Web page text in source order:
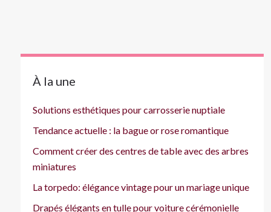
À la une
Solutions esthétiques pour carrosserie nuptiale
Tendance actuelle : la bague or rose romantique
Comment créer des centres de table avec des arbres
miniatures
La torpedo: élégance vintage pour un mariage unique
Drapés élégants en tulle pour voiture cérémonielle